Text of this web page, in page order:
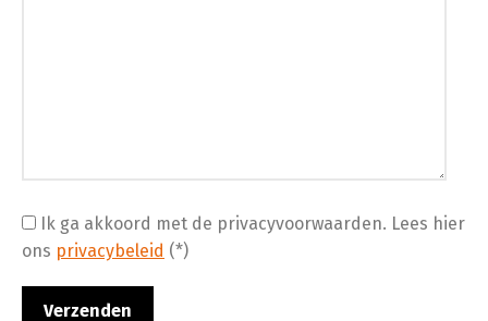
Ik ga akkoord met de privacyvoorwaarden. Lees hier
ons privacybeleid (*)